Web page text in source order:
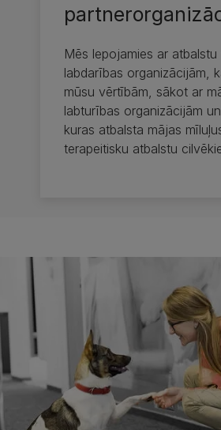
Mēs lepojamies ar
labdarības organizācijām,
mūsu vērtībām, sākot ar
labturības organizācijām
kuras atbalsta mājas
terapeitisku atbalstu